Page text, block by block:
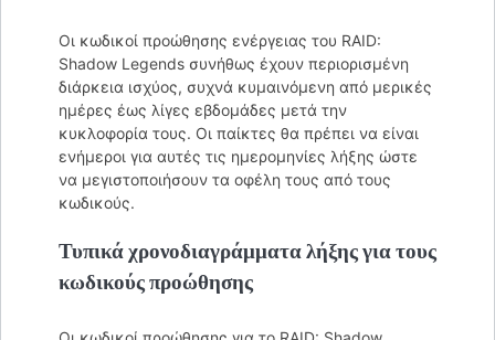
Οι κωδικοί προώθησης ενέργειας του RAID:
Shadow Legends συνήθως έχουν περιορισμένη
διάρκεια ισχύος, συχνά κυμαινόμενη από μερικές
ημέρες έως λίγες εβδομάδες μετά την
κυκλοφορία τους. Οι παίκτες θα πρέπει να είναι
ενήμεροι για αυτές τις ημερομηνίες λήξης ώστε
να μεγιστοποιήσουν τα οφέλη τους από τους
κωδικούς.
Τυπικά χρονοδιαγράμματα λήξης για τους
κωδικούς προώθησης